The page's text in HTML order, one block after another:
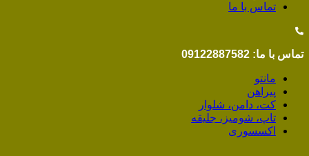
تماس با ما
تماس با ما: 09122887582
مانتو
پیراهن
کت، دامن، شلوار
تاپ، شومیز، جلیقه
اکسسوری